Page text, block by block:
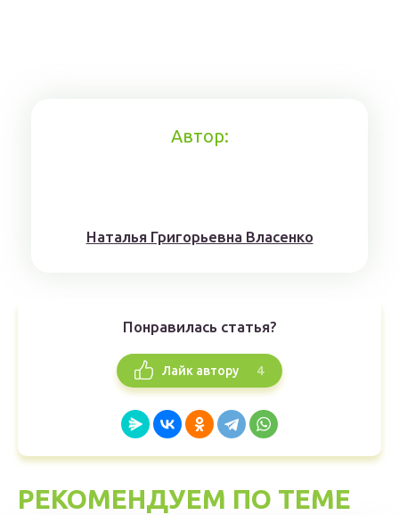
Автор:
Наталья Григорьевна Власенко
Понравилась статья?
Лайк автору 4
РЕКОМЕНДУЕМ ПО ТЕМЕ